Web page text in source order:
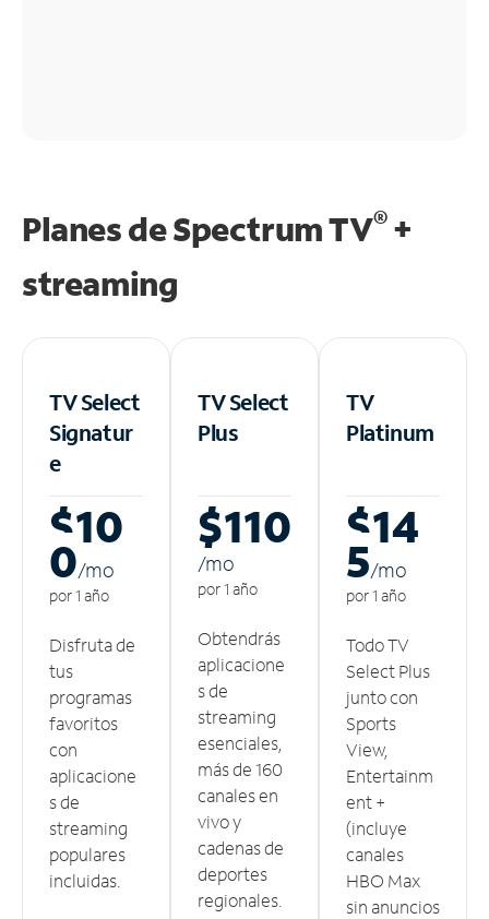
Planes de Spectrum TV®+
streaming
TV Select
Signatur
e
$10
0/mo
por 1 año
Disfruta de
tus
programas
favoritos
con
aplicacione
s de
streaming
populares
incluidas.
TV Select
Plus
$110
/mo
por 1 año
Obtendrás
aplicacione
s de
streaming
esenciales,
más de 160
canales en
vivo y
cadenas de
deportes
regionales.
TV
Platinum
$14
5/mo
por 1 año
Todo TV
Select Plus
junto con
Sports
View,
Entertainm
ent +
(incluye
canales
HBO Max
sin anuncios